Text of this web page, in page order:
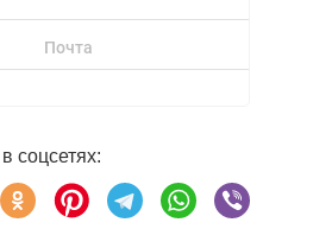
Почта
соцсетях: